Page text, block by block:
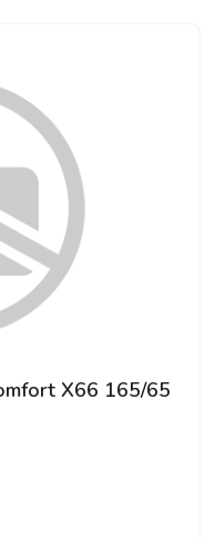
X66 165/65